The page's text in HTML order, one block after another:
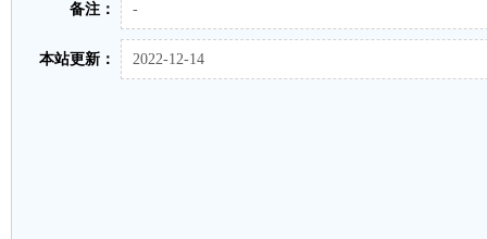
备注： -
本站更新： 2022-12-14